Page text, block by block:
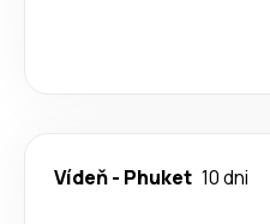
Vídeň- Phuket 10 dni